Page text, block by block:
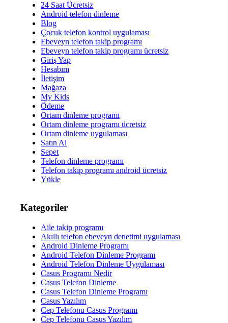
24 Saat Ücretsiz
Android telefon dinleme
Blog
Çocuk telefon kontrol uygulaması
Ebeveyn telefon takip programı
Ebeveyn telefon takip programı ücretsiz
Giriş Yap
Hesabım
İletişim
Mağaza
My Kids
Ödeme
Ortam dinleme programı
Ortam dinleme programı ücretsiz
Ortam dinleme uygulaması
Satın Al
Sepet
Telefon dinleme programı
Telefon takip programı android ücretsiz
Yükle
Kategoriler
Aile takip programı
Akıllı telefon ebeveyn denetimi uygulaması
Android Dinleme Programı
Android Telefon Dinleme Programı
Android Telefon Dinleme Uygulaması
Casus Programı Nedir
Casus Telefon Dinleme
Casus Telefon Dinleme Programı
Casus Yazılım
Cep Telefonu Casus Programı
Cep Telefonu Casus Yazılım